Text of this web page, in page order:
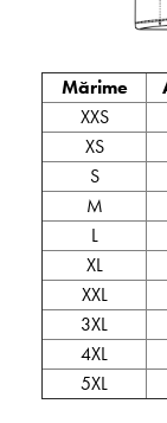
Mărime
XXS
XS
S
M
L
XL
XXL
3XL
4XL
5XL